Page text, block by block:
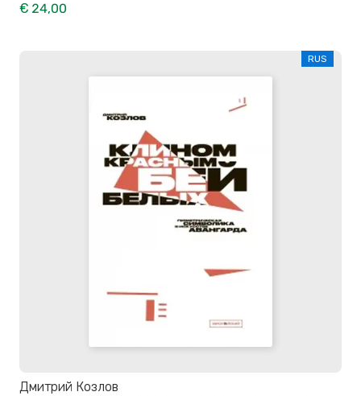
€ 24,00
RUS
Дмитрий Козлов